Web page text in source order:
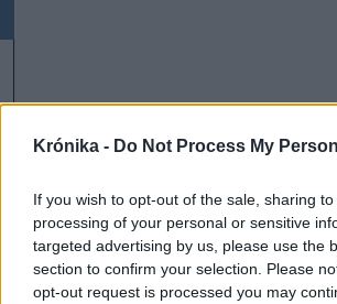
Krónika - Do Not Process My
If you wish to opt-out of the sale, sharing
processing of your personal or sensitive
targeted advertising by us, please use the
section to confirm your selection. Please
opt-out request is processed you may